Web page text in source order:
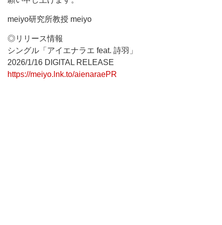
meiyo研究所教授 meiyo
◎リリース情報
シングル「アイエナラエ feat. 詩羽」
2026/1/16 DIGITAL RELEASE
https://meiyo.lnk.to/aienaraePR